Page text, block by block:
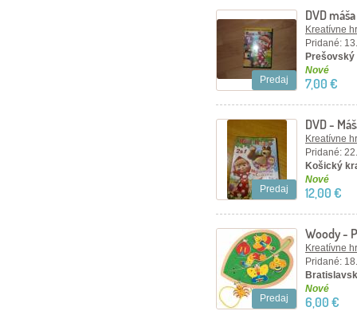
Predaj
DVD máša
Kreatívne
Pridané:
Prešovský
Nové
7,00 €
Predaj
DVD -
Kreatívne
Pridané:
Košický
Nové
12,00 €
Predaj
Woody -
Kreatívne
Pridané:
Nové
6,00 €